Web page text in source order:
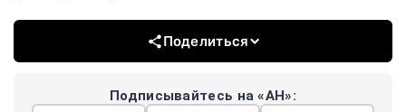
Поделиться
Подписывайтесь на «АН»: